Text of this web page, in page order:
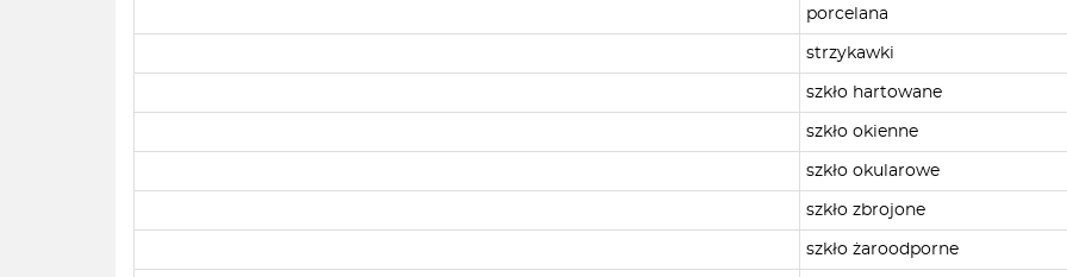
porcelana
strzykawki
szkło hartowane
szkło okienne
szkło okularowe
szkło zbrojone
szkło żaroodporne